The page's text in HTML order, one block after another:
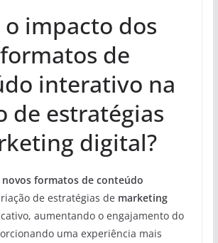
o impacto dos
de
interativo na
de estratégias
digital?
novos formatos de conteúdo
de estratégias de marketing
aumentando o engajamento do
uma experiência mais